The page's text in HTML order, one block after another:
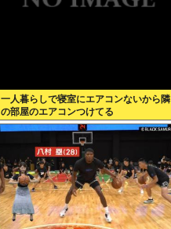
一人暮らしで寝室にエアコンないから隣
の部屋のエアコンつけてる